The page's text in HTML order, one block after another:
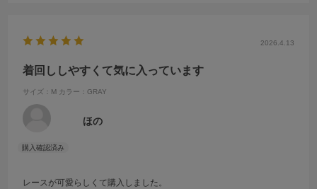
2026.4.13
着回ししやすくて気に入っています
サイズ：M カラー：GRAY
ほの
レースが可愛らしくて購入しました。